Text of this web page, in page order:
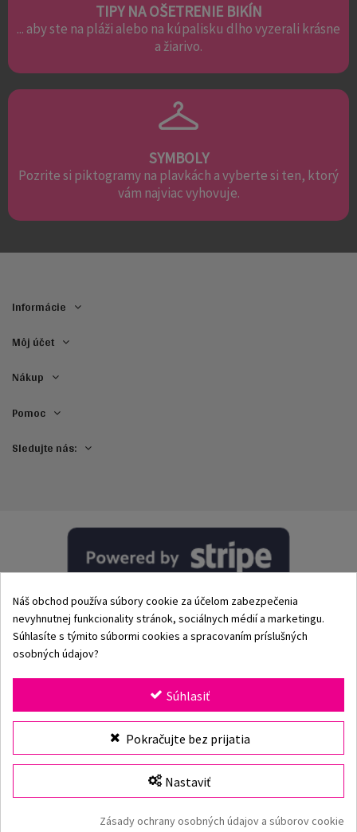
Vložiť do košíka
TIPY NA OŠETRENIE BIKÍN
... aby ste na pláži alebo na kúpalisku dlho vyzerali krásne
a žiarivo.
SYMBOLY
Pozrite si piktogramy na plavkách a vyberte si ten, ktorý
vám najviac vyhovuje.
Informácie
Môj účet
Nákup
Pomoc
Sledujte nás:
© 2002–2026 Origami-Bikini Kft. Všetky práva vyhradené.
Origami Bikini– prémiové dámske plavky a bikiny priamo
od výrobcu. Objav našu kolekciu pre rok 2026 s klasickými
aj modernými strihmi, jedinečnými vzormi a kvalitnými
plavkami vyrobenými z prvotriednych materiálov. Viac ako
25 rokov skúseností, rýchle doručenie a bezpečné online
Náš obchod používa súbory cookie za účelom zabezpečenia
nevyhnutnej funkcionality stránok, sociálnych médií a marketingu.
Súhlasíte s týmito súbormi cookies a spracovaním príslušných
osobných údajov?
Súhlasiť
Pokračujte bez prijatia
Nastaviť
Zásady ochrany osobných údajov a súborov cookie